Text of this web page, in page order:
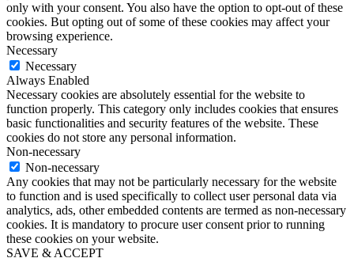
only with your consent. You also have the option to opt-out of these
cookies. But opting out of some of these cookies may affect your
browsing experience.
Necessary
Necessary
Always Enabled
Necessary cookies are absolutely essential for the website to
function properly. This category only includes cookies that ensures
basic functionalities and security features of the website. These
cookies do not store any personal information.
Non-necessary
Non-necessary
Any cookies that may not be particularly necessary for the website
to function and is used specifically to collect user personal data via
analytics, ads, other embedded contents are termed as non-necessary
cookies. It is mandatory to procure user consent prior to running
these cookies on your website.
SAVE & ACCEPT